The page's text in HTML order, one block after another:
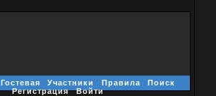
Гостевая Участники Правила
Поиск
Регистрация
Войти